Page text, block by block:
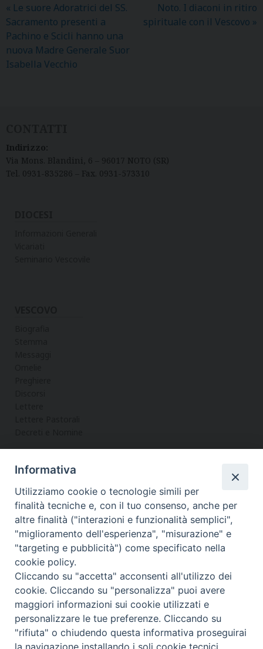
« Le suore Adoratrici del SS.
Sacramento presenti a
Pachino e Scicli hanno una
nuova Madre Generale Suor
Isabella Vecchio
Noto. I diaconi in ritiro
spirituale con il Vescovo »
Indirizzo:
Via Mons. Blandini, 6 – 96017 NOTO (SR)
Tel. 0931-835286 – Fax. 0931-573310
Informazioni
Vicario Generale
Uffici
Servizi
Diocesi di Noto
COPYRIGHT © 2017 - DIOCESI DI NOTO
WEBMASTER PAOLO MANENTI-
t y i
Informativa
Utilizziamo cookie o tecnologie simili per
finalità tecniche e, con il tuo consenso, anche per
altre finalità ("interazioni e funzionalità semplici",
"miglioramento dell'esperienza", "misurazione" e
"targeting e pubblicità") come specificato nella
cookie policy.
Cliccando su "accetta" acconsenti all'utilizzo dei
cookie. Cliccando su "personalizza" puoi avere
maggiori informazioni sui cookie utilizzati e
personalizzare le tue preferenze. Cliccando su
"rifiuta" o chiudendo questa informativa proseguirai